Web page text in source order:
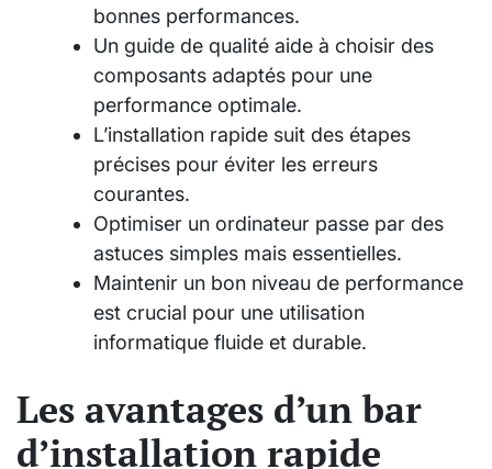
bonnes performances.
Un guide de qualité aide à choisir des
composants adaptés pour une
performance optimale.
L’installation rapide suit des étapes
précises pour éviter les erreurs
courantes.
Optimiser un ordinateur passe par des
astuces simples mais essentielles.
Maintenir un bon niveau de performance
est crucial pour une utilisation
informatique fluide et durable.
Les avantages d’un bar
d’installation rapide